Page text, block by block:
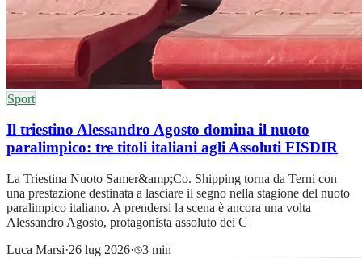
Sport
Il triestino Alessandro Agosto domina il nuoto
paralimpico: tre titoli italiani agli Assoluti FISDIR
La Triestina Nuoto Samer&amp;Co. Shipping torna da Terni con
una prestazione destinata a lasciare il segno nella stagione del nuoto
paralimpico italiano. A prendersi la scena è ancora una volta
Alessandro Agosto, protagonista assoluto dei C
Luca Marsi·26 lug 2026· 3 min